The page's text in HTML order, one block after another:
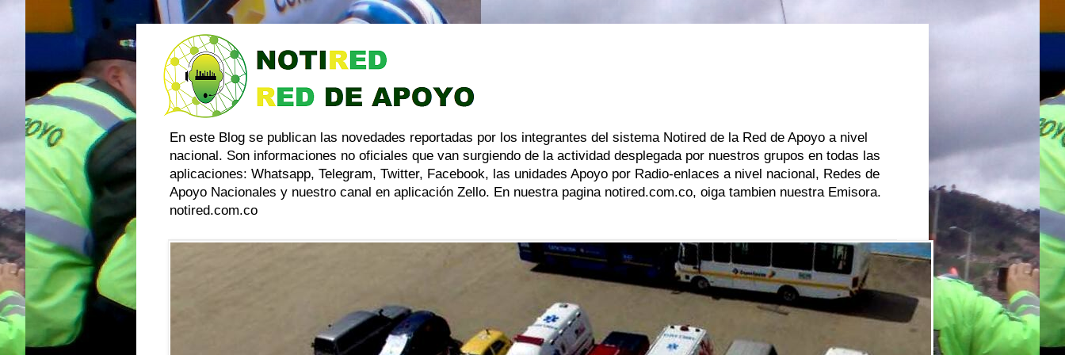
En este Blog se publican las novedades reportadas por los integrantes del sistema Notired de la Red de Apoyo a nivel
nacional. Son informaciones no oficiales que van surgiendo de la actividad desplegada por nuestros grupos en todas las
aplicaciones: Whatsapp, Telegram, Twitter, Facebook, las unidades Apoyo por Radio-enlaces a nivel nacional, Redes de
Apoyo Nacionales y nuestro canal en aplicación Zello. En nuestra pagina notired.com.co, oiga tambien nuestra Emisora.
notired.com.co